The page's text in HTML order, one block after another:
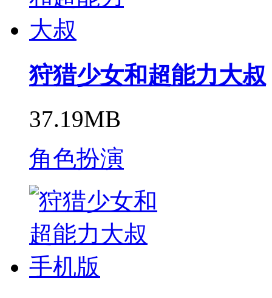
狩猎少女和超能力大叔
37.19MB
角色扮演